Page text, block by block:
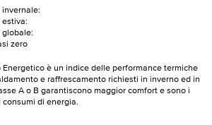
invernale:
estiva:
globale:
zero
Energetico è un indice delle performance termiche
e raffrescamento richiesti in inverno ed in
A o B garantiscono maggior comfort e sono i
di energia.